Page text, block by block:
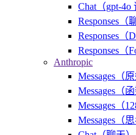
Chat（gpt-4o
Responses（
Responses（
Responses（
Anthropic
Messages（
Messages（
Messages（
Messages（